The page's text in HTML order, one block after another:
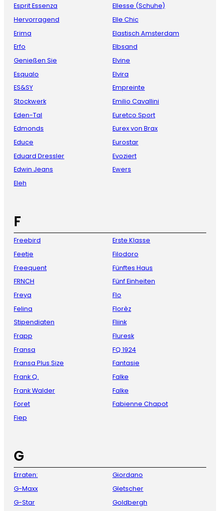
Esprit Essenza
Hervorragend
Erima
Erfo
Genießen Sie
Esqualo
ES&SY
Stockwerk
Eden-Tal
Edmonds
Educe
Eduard Dressler
Edwin Jeans
Eleh
Ellesse (Schuhe)
Elle Chic
Elastisch Amsterdam
Elbsand
Elvine
Elvira
Empreinte
Emilio Cavallini
Euretco Sport
Eurex von Brax
Eurostar
Evoziert
Ewers
F
Freebird
Feetje
Freequent
FRNCH
Freya
Felina
Stipendiaten
Frapp
Fransa
Fransa Plus Size
Frank Q.
Frank Walder
Foret
Fiep
Erste Klasse
Filodoro
Fünftes Haus
Fünf Einheiten
Flo
Florèz
Fliink
Fluresk
FQ 1924
Fantasie
Falke
Falke
Fabienne Chapot
G
Erraten:
G-Maxx
G-Star
Giordano
Gletscher
Goldbergh